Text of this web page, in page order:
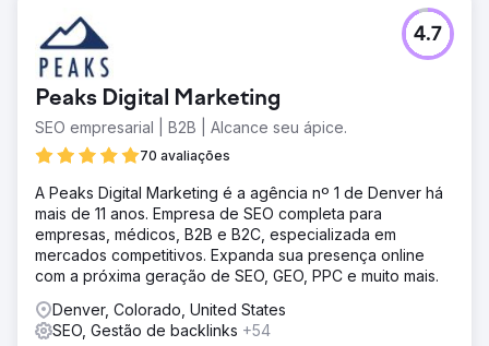
saúde do SEO.
Resultado
A Kompozit Pazari publicou mais de 50 páginas de
categorias otimizadas para SEO e mais de 15 posts de
blog. Apesar dos desafios de infraestrutura, muitos
problemas técnicos foram resolvidos por meio de
comunicação contínua. Como resultado de esforços
9,94%, a taxa de conversão 2,89%, as transações 93%
e a receita 1.188%.
Ir para a página da agência
Peaks Digital Marketing
SEO empresarial | B2B | Alcance seu ápice.
70 avaliações
4.7
A Peaks Digital Marketing é a agência nº 1 de Denver há
mais de 11 anos. Empresa de SEO completa para
empresas, médicos, B2B e B2C, especializada em
mercados competitivos. Expanda sua presença online
com a próxima geração de SEO, GEO, PPC e muito mais.
Denver, Colorado, United States
SEO, Gestão de backlinks +54